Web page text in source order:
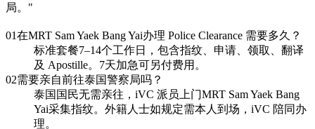
局。 "
01在MRT Sam Yaek Bang Yai办理 Police Clearance 需要多久？
标准套餐7–14个工作日，包含指纹、申请、领取、翻译
及 Apostille。7天加急可另付费用。
02需要亲自前往泰国警察局吗？
泰国国民无需亲往，iVC 派员上门MRT Sam Yaek Bang
Yai采集指纹。外籍人士如规定需本人到场，iVC 陪同办
理。